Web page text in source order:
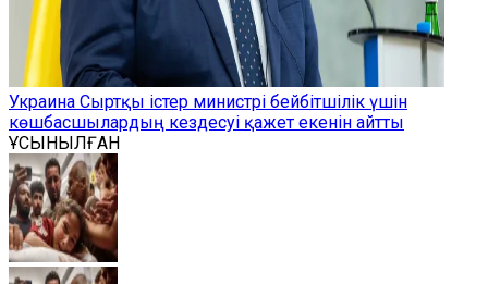
Украина Сыртқы істер министрі бейбітшілік үшін
көшбасшылардың кездесуі қажет екенін айтты
ҰСЫНЫЛҒАН